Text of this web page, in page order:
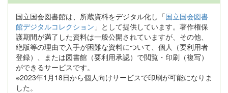
国立国会図書館は、所蔵資料をデジタル化し「国立国会図書
館デジタルコレクション 」として提供しています。著作権保
護期間が満了した資料は一般公開されていますが、その他、
絶版等の理由で入手が困難な資料について、個人（要利用者
登録）、または図書館（要利用承認）で閲覧・印刷（複写）
ができるサービスです。
※2023年1月18日から個人向けサービスで印刷が可能になりま
した。